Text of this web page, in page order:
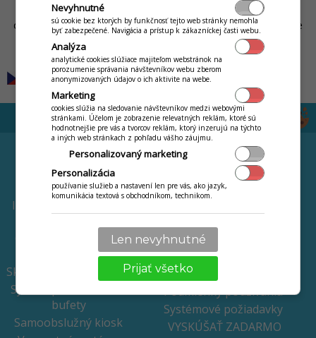
iKelp POS Mobile nemusíte ani sťahovať a ani inštalovať. Je
dostupný po prihlásení na každom vašom zariadení, podobne
ako váš Gmail či Facebook. Bližšie
Čo je iKelp POS Mobile
FUNKCIE
Online webináre
Mobilný čašník
Inteligentný stôl s QR
Online objednávky a
Skladové hospodárstvo
Systém pre fastfood a
bufety
Samoobslužný kiosk
CENNÍK
Prenájom pokladní
Dotovaný nákup
pokladní
Terminál zdarma
Novinky a zmeny
Čo je iKelp POS Mobile
Podmienky používania
Systémové požiadavky
VYSKÚŠAŤ ZADARMO
Nevyhnutné
sú cookie bez ktorých by funkčnosť tejto web stránky nemohla
byť zabezpečené. Navigácia a prístup k zákazníckej časti webu.
Analýza
analytické cookies slúžiace majiteľom webstránok na
porozumenie správania návštevníkov webu zberom
anonymizovaných údajov o ich aktivite na webe.
Marketing
cookies slúžia na sledovanie návštevníkov medzi webovými
stránkami. Účelom je zobrazenie relevatných reklám, ktoré sú
hodnotnejšie pre vás a tvorcov reklám, ktorý inzerujú na týchto
a iných web stránkach z pohľadu vášho záujmu.
Personalizovaný marketing
Personalizácia
používanie služieb a nastavení len pre vás, ako jazyk,
komunikácia textová s obchodníkom, technikom.
Len nevyhnutné
Prijať všetko